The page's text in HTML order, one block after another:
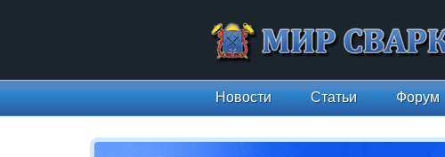
Новости Статьи Форум